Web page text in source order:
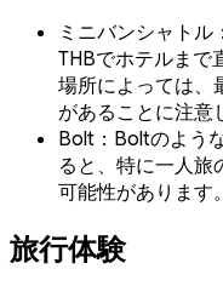
ミニバンシャト
THBでホテルまで
場所によっては、
があることに注意
Bolt：Boltのよう
ると、特に一人旅
可能性があります。
旅行体験